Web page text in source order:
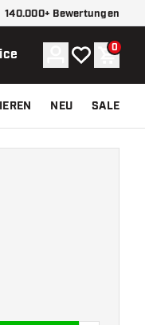
140.000+ Bewertungen
Konto
Meine 0
NEU SALE